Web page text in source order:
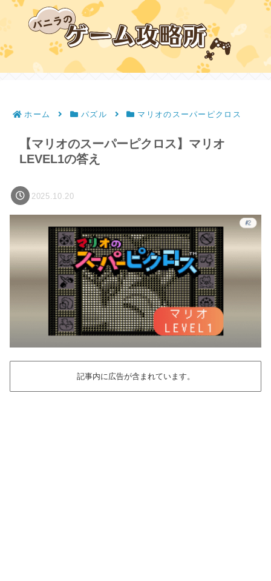
ホーム パズル マリオのスーパーピクロス
【マリオのスーパーピクロス】マリオ
LEVEL1の答え
2025.10.20
記事内に広告が含まれています。